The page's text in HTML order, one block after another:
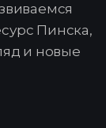
Пинска,
и новые